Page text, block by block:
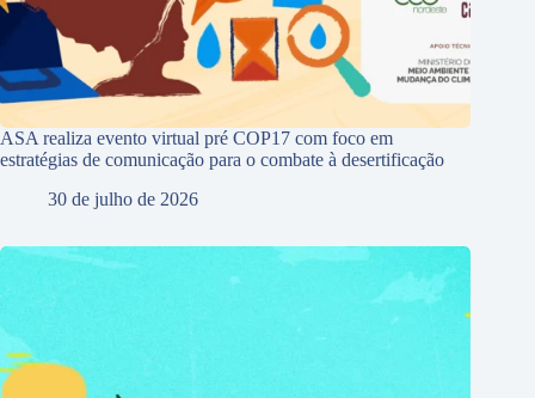
ASA realiza evento virtual pré COP17 com foco em
estratégias de comunicação para o combate à desertificação
30 de julho de 2026